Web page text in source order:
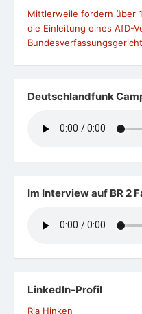
Mittlerweile fordern über
die Einleitung eines AfD-
Bundesverfassungsgericht
Deutschlandfunk
Im Interview auf BR 2
LinkedIn-Profil
Ria Hinken